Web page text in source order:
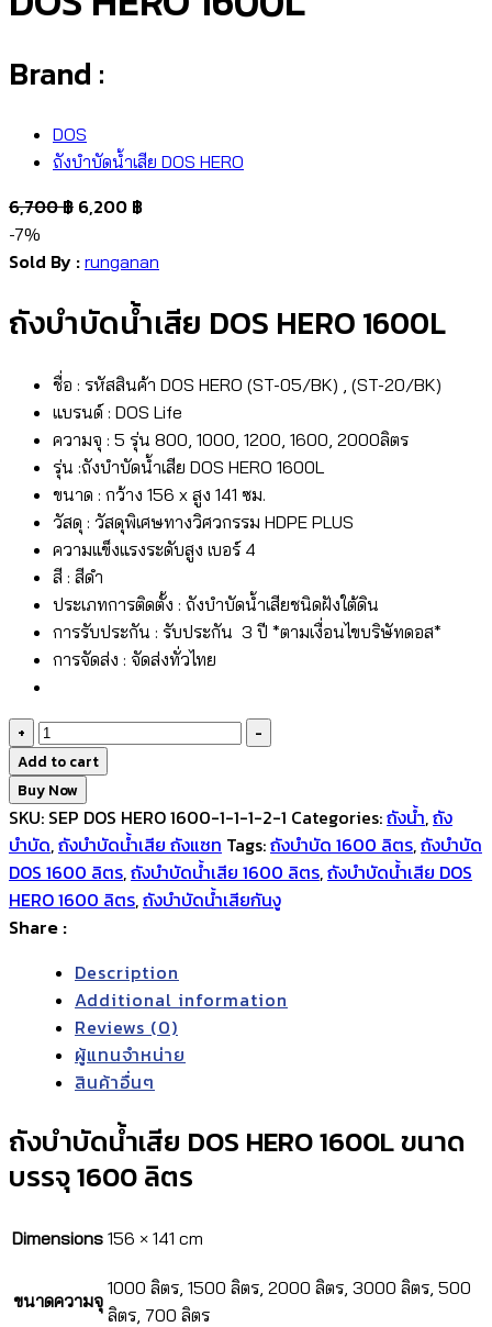
Brand :
DOS
ถังบำบัดน้ำเสีย DOS HERO
6,700฿ 6,200 ฿
-7%
Sold By : runganan
ถังบำบัดน้ำเสีย DOS HERO 1600L
ชื่อ : รหัสสินค้า DOS HERO (ST-05/BK) , (ST-20/BK)
แบรนด์ : DOS Life
ความจุ : 5 รุ่น 800, 1000, 1200, 1600, 2000ลิตร
รุ่น :ถังบำบัดน้ำเสีย DOS HERO 1600L
ขนาด : กว้าง 156 x สูง 141 ซม.
วัสดุ : วัสดุพิเศษทางวิศวกรรม HDPE PLUS
ความแข็งแรงระดับสูง เบอร์ 4
สี : สีดำ
ประเภทการติดตั้ง : ถังบำบัดน้ำเสียชนิดฝังใต้ดิน
การรับประกัน : รับประกัน 3 ปี *ตามเงื่อนไขบริษัทดอส*
การจัดส่ง : จัดส่งทั่วไทย
+
DOS
HERO 1600L
quantity
-
Add to cart
Buy Now
SKU: SEP DOS HERO 1600-1-1-1-2-1 Categories:ถังน้ำ,ถัง
บำบัด,ถังบำบัดน้ำเสีย ถังแซท Tags:ถังบำบัด 1600 ลิตร,ถังบำบัด
DOS 1600 ลิตร,ถังบำบัดน้ำเสีย 1600 ลิตร,ถังบำบัดน้ำเสีย DOS
HERO 1600 ลิตร,ถังบำบัดน้ำเสียกันงู
Share :
Description
Additional information
Reviews (0)
ผู้แทนจำหน่าย
สินค้าอื่นๆ
ถังบำบัดน้ำเสีย DOS HERO 1600L ขนาด
บรรจุ 1600 ลิตร
Dimensions 156 × 141 cm
ขนาดความจุ
1000 ลิตร, 1500 ลิตร, 2000 ลิตร, 3000 ลิตร, 500
ลิตร, 700 ลิตร